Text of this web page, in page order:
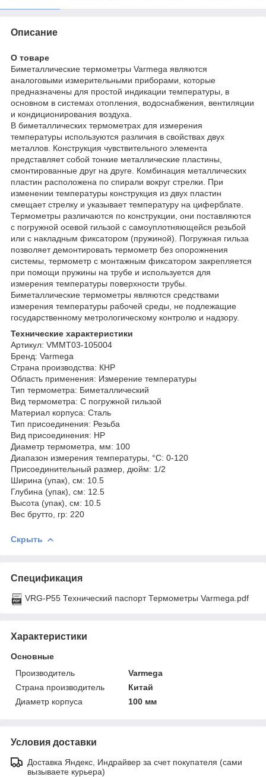
Описание
О товаре
Биметаллические термометры Varmega являются
аналоговыми измерительными приборами, которые
предназначены для простой индикации температуры, в
основном в системах отопления, водоснабжения, вентиляции
и кондиционирования воздуха.
В биметаллических термометрах для измерения
температуры используются различия в свойствах двух
металлов. Конструкция чувствительного элемента
представляет собой тонкие металлические пластины,
смонтированные друг на друге. Комбинация металлических
пластин расположена по спирали вокруг стрелки. При
изменении температуры конструкция из двух пластин
смещает стрелку и указывает температуру на циферблате.
Термометры различаются по конструкции, они поставляются
с погружной осевой гильзой с самоуплотняющейся резьбой
или с накладным фиксатором (пружиной). Погружная гильза
позволяет демонтировать термометр без опорожнения
системы, термометр с монтажным фиксатором закрепляется
при помощи пружины на трубе и используется для
измерения температуры поверхности трубы.
Биметаллические термометры являются средствами
измерения температуры рабочей среды, не подлежащие
государственному метрологическому контролю и надзору.
Технические характеристики
Артикул: VMMT03-105004
Бренд: Varmega
Страна производства: КНР
Область применения: Измерение температуры
Тип термометра: Биметаллический
Вид термометра: С погружной гильзой
Материал корпуса: Сталь
Тип присоединения: Резьба
Вид присоединения: НР
Диаметр термометра, мм: 100
Диапазон измерения температуры, °С: 0-120
Присоединительный размер, дюйм: 1/2
Ширина (упак), см: 10.5
Глубина (упак), см: 12.5
Высота (упак), см: 10.5
Вес брутто, гр: 220
Скрыть
Спецификация
VRG-P55 Технический паспорт Термометры Varmega.pdf
Характеристики
Основные
Производитель
Varmega
Страна производитель
Китай
Диаметр корпуса
100 мм
Условия доставки
Доставка Яндекс, Индрайвер за счет покупателя (сами
вызываете курьера)